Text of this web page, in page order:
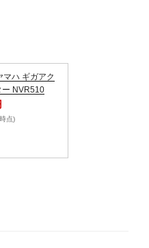
マハ ギガアク
ー NVR510
点)